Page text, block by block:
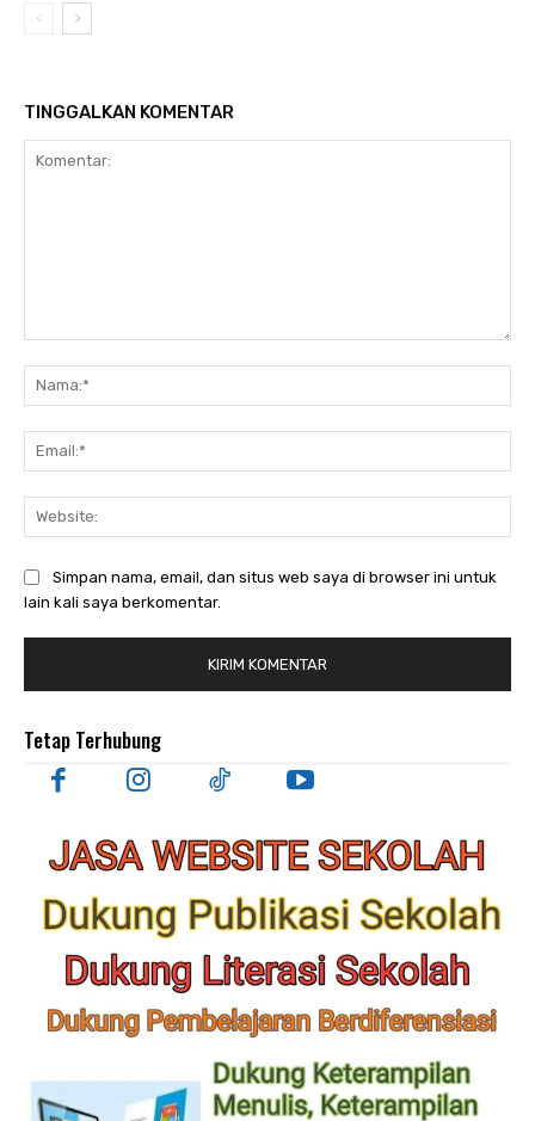
TINGGALKAN KOMENTAR
Simpan nama, email, dan situs web saya di browser ini untuk
lain kali saya berkomentar.
Tetap Terhubung